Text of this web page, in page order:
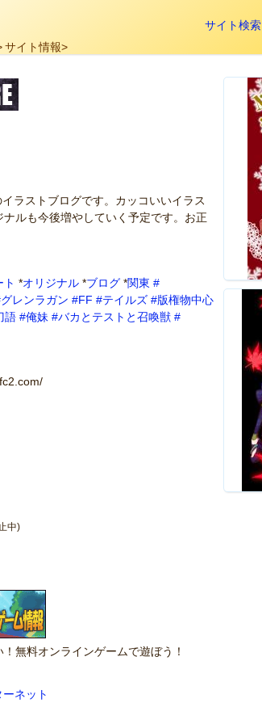
サイト検索
サイト情報>
ラストブログです。カッコいいイラス
ナルも今後増やしていく予定です。お正
*オリジナル *ブログ *関東 #
レンラガン #FF #テイルズ #版権物中心
語 #俺妹 #バカとテストと召喚獣 #
中)
無料オンラインゲームで遊ぼう！
ネット